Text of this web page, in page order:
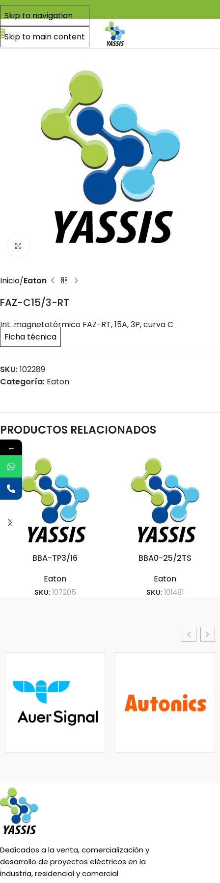
Skip to navigation
Skip to main content
Click to enlarge
Inicio Eaton
FAZ-C15/3-RT
Int. magnetotérmico FAZ-RT, 15A, 3P, curva C
Ficha técnica
SKU:102289
Categoría: Eaton
PRODUCTOS RELACIONADOS
BBA-TP3/16
Eaton
SKU: 107205
BBA0-25/2TS
Eaton
SKU: 101481
Dedicados a la venta, comercialización y
desarrollo de proyectos eléctricos en la
industria, residencial y comercial
←